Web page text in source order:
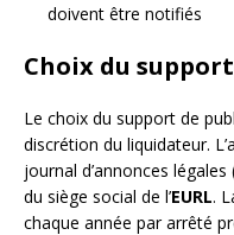
doivent être notifiés
Choix du
Le choix du support de
discrétion du liquidateur.
journal d’annonces légales
du siège social de l’EURL.
chaque année par arrêté